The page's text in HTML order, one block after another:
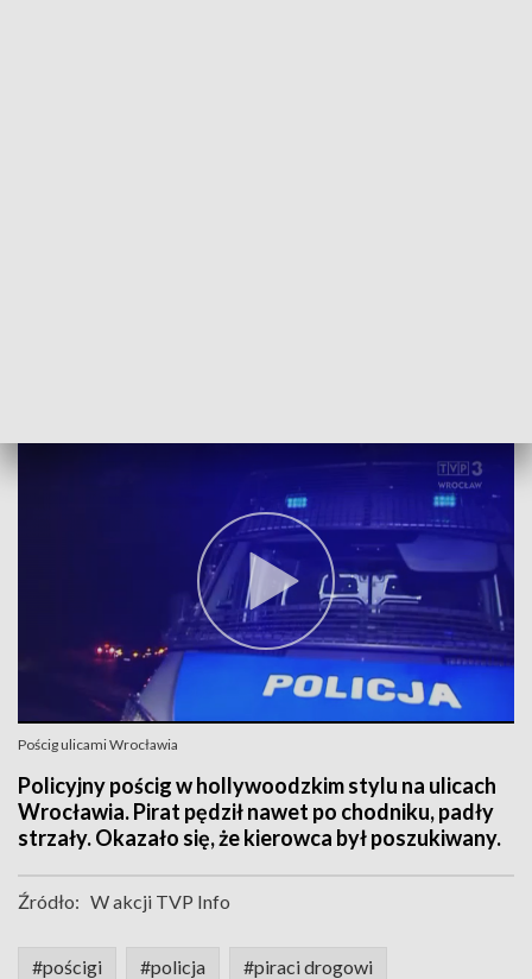
Pościg ulicami Wrocławia
Policyjny pościg w hollywoodzkim stylu na ulicach
Wrocławia. Pirat pędził nawet po chodniku, padły
strzały. Okazało się, że kierowca był poszukiwany.
Źródło: W akcji TVP Info
#pościgi #policja #piraci drogowi